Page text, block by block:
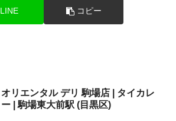
LINE コピー
オリエンタル デリ 駒場店 | タイカレ
ー | 駒場東大前駅 (目黒区)